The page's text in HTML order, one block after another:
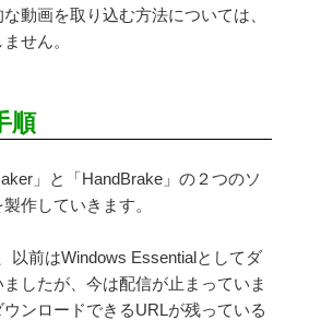
動画を取り込む方法については、
せん。
順
」と「HandBrake」の２つのソ
作していきます。
以前はWindows Essentialとしてダ
したが、今は配信が止まっていま
ンロードできるURLが残っている